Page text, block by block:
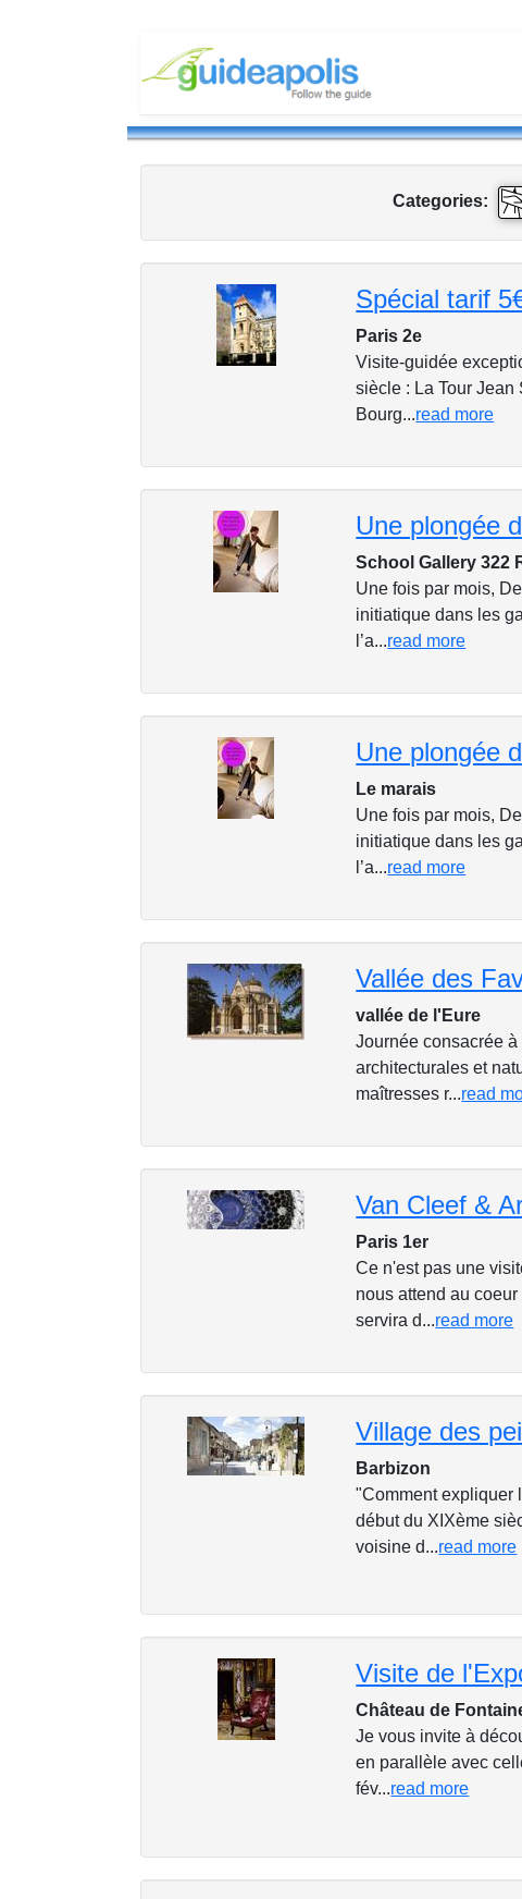
Categories:
Paris 2e
Visite-guidée
siècle : La Tour
Bourg...read more
School Gallery 322
Une fois par mois,
initiatique dans les
l’a...read more
Le marais
Une fois par mois,
initiatique dans les
l’a...read more
vallée de l'Eure
Journée consacrée
architecturales et
maîtresses r...read
Paris 1er
Ce n'est pas une
nous attend au
servira d...read more
Village des
Barbizon
"Comment expliquer
début du XIXème
voisine d...read more
Château de
Je vous invite à
en parallèle avec
fév...read more